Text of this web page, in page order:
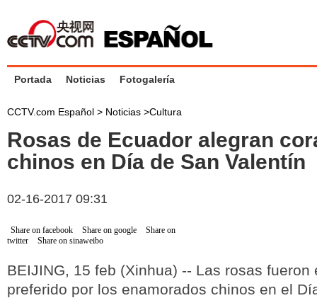
Portada Noticias Fotogalería
CCTV.com Español > Noticias >Cultura
Rosas de Ecuador alegran
chinos en Día de San Valentín
02-16-2017 09:31
Share on facebook Share on google
Share on
twitter
Share on sinaweibo
BEIJING, 15 feb (Xinhua) -- Las rosas fueron
preferido por los enamorados chinos en el